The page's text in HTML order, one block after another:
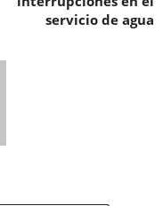
servicio de agua